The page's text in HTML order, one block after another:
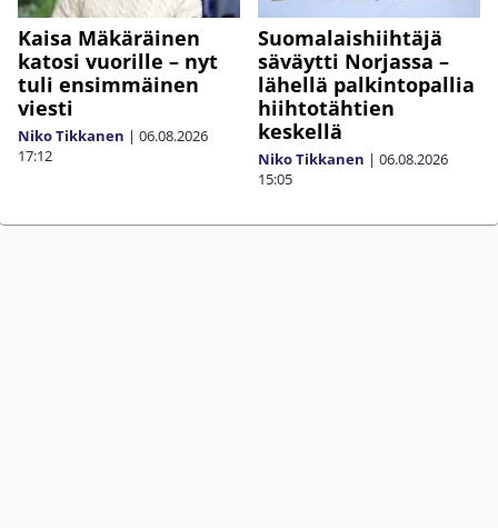
Kaisa Mäkäräinen
katosi vuorille – nyt
tuli ensimmäinen
viesti
Niko Tikkanen | 06.08.2026
17:12
Suomalaishiihtäjä
säväytti Norjassa –
lähellä palkintopallia
hiihtotähtien
keskellä
Niko Tikkanen | 06.08.2026
15:05